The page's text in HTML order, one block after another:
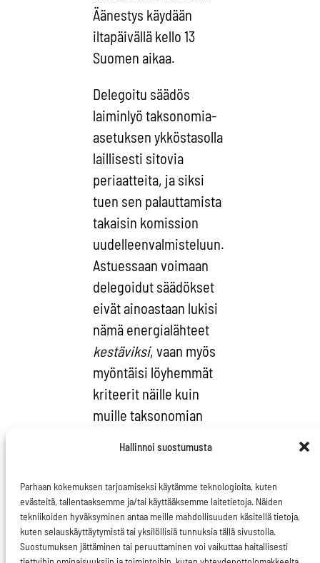
Hallinnoi suostumusta
Parhaan kokemuksen tarjoamiseksi käytämme teknologioita, kuten
evästeitä, tallentaaksemme ja/tai käyttääksemme laitetietoja. Näiden
tekniikoiden hyväksyminen antaa meille mahdollisuuden käsitellä tietoja,
kuten selauskäyttäytymistä tai yksilöllisiä tunnuksia tällä sivustolla.
Suostumuksen jättäminen tai peruuttaminen voi vaikuttaa haitallisesti
Äänestys käydään
iltapäivällä kello 13
Suomen aikaa.
Delegoitu säädös
laiminlyö taksonomia-
asetuksen ykköstasolla
laillisesti sitovia
periaatteita, ja siksi
tuen sen palauttamista
takaisin komission
uudelleenvalmisteluun.
Astuessaan voimaan
delegoidut säädökset
eivät ainoastaan lukisi
nämä energialähteet
kestäviksi, vaan myös
myöntäisi löyhemmät
kriteerit näille kuin
muille taksonomian
Esimerkiksi ajatus,
jonka mukaan
viimeistään vuonna
2040 venäläisille